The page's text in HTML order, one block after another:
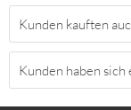
Kunden kauften
Kunden haben sich